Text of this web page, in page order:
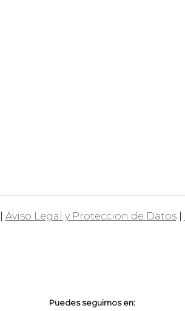
Aviso Legal y Proteccion de Datos|
Puedes seguirnos en: